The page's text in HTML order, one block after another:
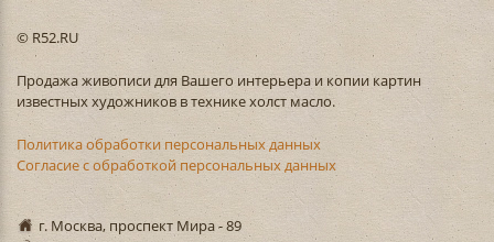
© R52.RU
Продажа живописи для Вашего интерьера и копии картин
известных художников в технике холст масло.
Политика обработки персональных данных
Согласие с обработкой персональных данных
г. Москва, проспект Мира - 89